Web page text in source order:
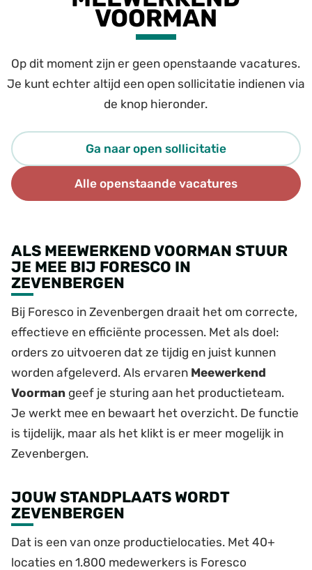
VOORMAN
Op dit moment zijn er geen openstaande vacatures.
Je kunt echter altijd een open sollicitatie indienen via
de knop hieronder.
Ga naar open sollicitatie
Alle openstaande vacatures
ALS MEEWERKEND VOORMAN STUUR
JE MEE BIJ FORESCO IN
ZEVENBERGEN
Bij Foresco in Zevenbergen draait het om correcte,
effectieve en efficiënte processen. Met als doel:
orders zo uitvoeren dat ze tijdig en juist kunnen
worden afgeleverd. Als ervaren Meewerkend
Voorman geef je sturing aan het productieteam.
Je werkt mee en bewaart het overzicht. De functie
is tijdelijk, maar als het klikt is er meer mogelijk in
Zevenbergen.
JOUW STANDPLAATS WORDT
ZEVENBERGEN
Dat is een van onze productielocaties. Met 40+
locaties en 1.800 medewerkers is Foresco